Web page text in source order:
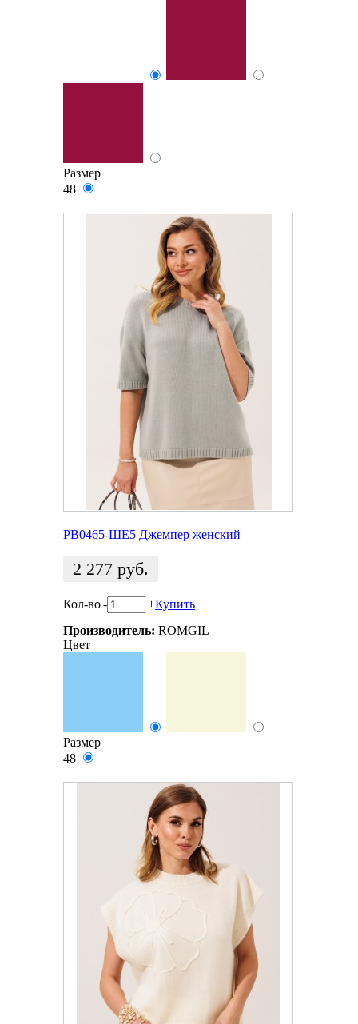
Размер
48
РВ0465-ШЕ5 Джемпер женский
2 277 руб.
Кол-во- +Купить
Производитель: ROMGIL
Цвет
Размер
48